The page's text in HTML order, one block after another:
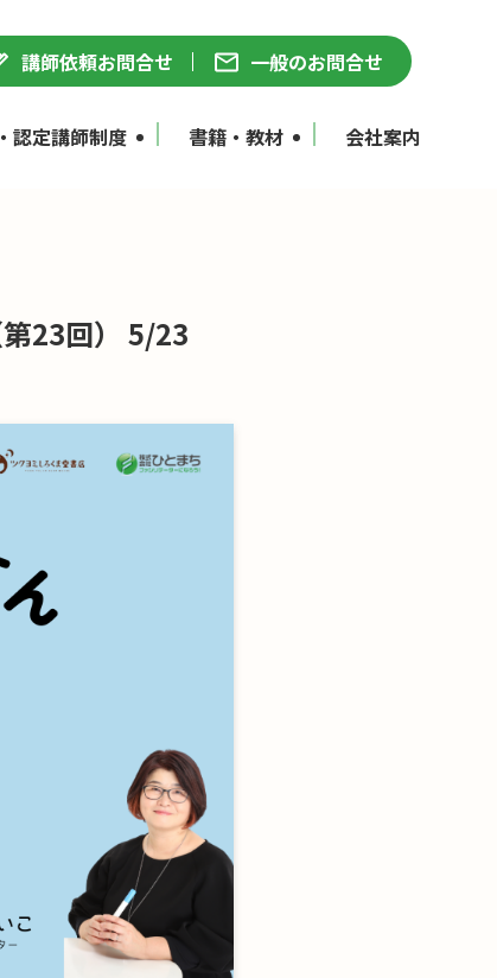
講師依頼お問合せ 一般のお問合せ
認定講師制度 書籍・教材 会社案内
23回） 5/23